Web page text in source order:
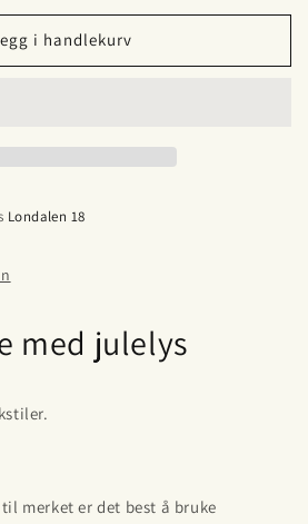
i handlekurv
Londalen 18
med julelys
merket er det best å bruke